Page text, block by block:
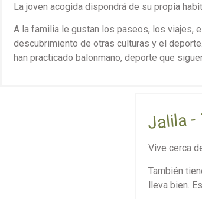
La joven acogida dispondrá de su propia
A la familia le gustan los paseos, los viajes,
descubrimiento de otras culturas y el
han practicado balonmano, deporte que
Jalila
Vive cerca
También
lleva bien.